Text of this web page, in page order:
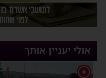
אולי יעניין אותך